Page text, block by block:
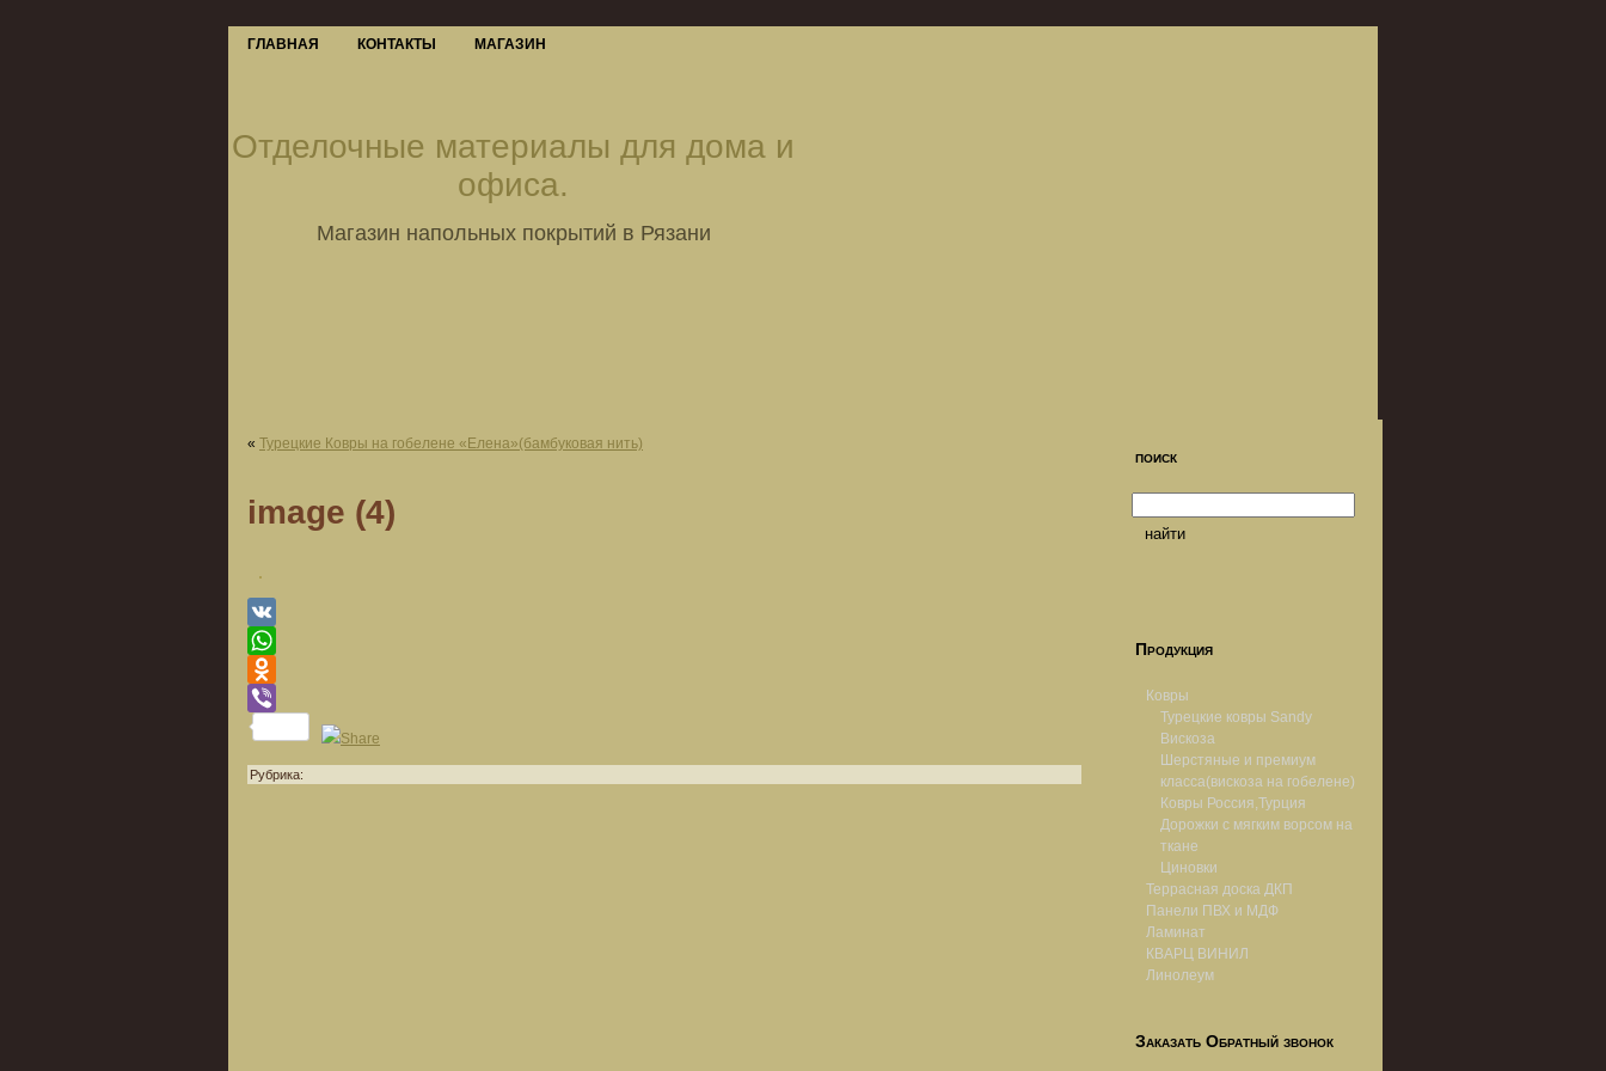
ГЛАВНАЯ КОНТАКТЫ МАГАЗИН
Отделочные материалы для дома и
офиса.
Магазин напольных покрытий в Рязани
« Турецкие Ковры на гобелене «Елена»(бамбуковая нить)
image (4)
VK
WhatsApp
Odnoklassniki
Viber
Рубрика:
поиск
Продукция
Ковры
Турецкие ковры Sandy
Вискоза
Шерстяные и премиум
класса(вискоза на гобелене)
Ковры Россия,Турция
Дорожки с мягким ворсом на
ткане
Циновки
Террасная доска ДКП
Панели ПВХ и МДФ
Ламинат
КВАРЦ ВИНИЛ
Линолеум
Заказать Обратный звонок